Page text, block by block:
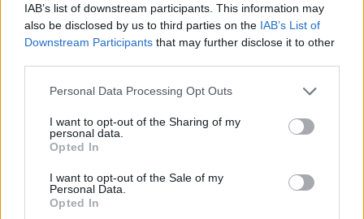
IAB’s list of downstream participants. This information may
also be disclosed by us to third parties on the IAB’s List of
Downstream Participants that may further disclose it to other
Personal Data Processing Opt Outs
I want to opt-out of the Sharing of my
personal data.
Opted In
I want to opt-out of the Sale of my
Personal Data.
Opted In
Nodarbību vari apmeklēt viena vai kopā ar
draudzenēm! Aicinām arī māmiņas, kas vēlas
Nodarbības ilgums:
Ls 14
Brīvības iela 40 (pagalmā) Gudro Sievu skolā
Tuvākās nodarbības: